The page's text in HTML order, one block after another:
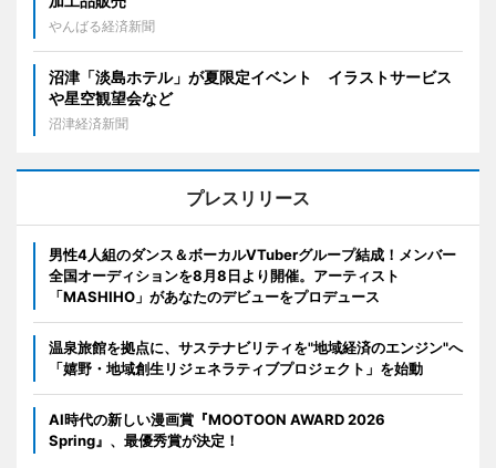
やんばる経済新聞
沼津「淡島ホテル」が夏限定イベント イラストサービス
や星空観望会など
沼津経済新聞
プレスリリース
男性4人組のダンス＆ボーカルVTuberグループ結成！メンバー
全国オーディションを8月8日より開催。アーティスト
「MASHIHO」があなたのデビューをプロデュース
温泉旅館を拠点に、サステナビリティを"地域経済のエンジン"へ
「嬉野・地域創生リジェネラティブプロジェクト」を始動
AI時代の新しい漫画賞『MOOTOON AWARD 2026
Spring』、最優秀賞が決定！